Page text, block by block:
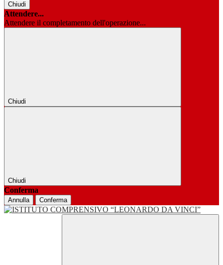
Chiudi
Attendere...
Attendere il completamento dell'operazione...
Chiudi
Chiudi
Conferma
Annulla Conferma